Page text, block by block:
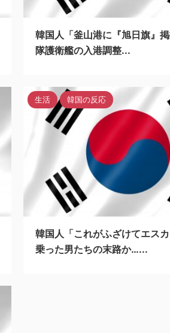
韓国人「釜山港に『旭日旗』
隊護衛艦の入港調整...
生活 韓国の反応
韓国人「これがふざけてエス
乗った男たちの末路か…...